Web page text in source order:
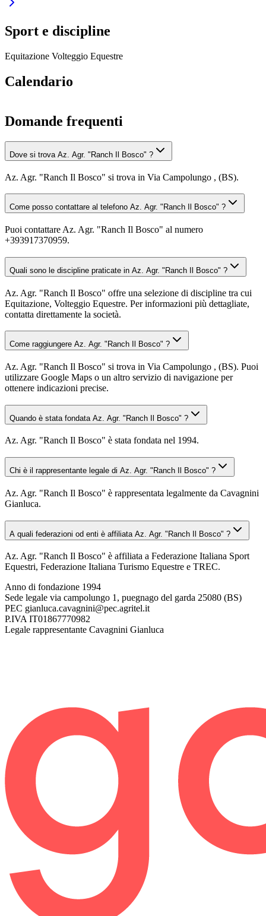
Sport e discipline
Equitazione Volteggio Equestre
Calendario
Domande frequenti
Dove si trova Az. Agr. "Ranch Il Bosco" ?
Az. Agr. "Ranch Il Bosco" si trova in Via Campolungo , (BS).
Come posso contattare al telefono Az. Agr. "Ranch Il Bosco" ?
Puoi contattare Az. Agr. "Ranch Il Bosco" al numero
+393917370959.
Quali sono le discipline praticate in Az. Agr. "Ranch Il Bosco" ?
Az. Agr. "Ranch Il Bosco" offre una selezione di discipline tra cui
Equitazione, Volteggio Equestre. Per informazioni più dettagliate,
contatta direttamente la società.
Come raggiungere Az. Agr. "Ranch Il Bosco" ?
Az. Agr. "Ranch Il Bosco" si trova in Via Campolungo , (BS). Puoi
utilizzare Google Maps o un altro servizio di navigazione per
ottenere indicazioni precise.
Quando è stata fondata Az. Agr. "Ranch Il Bosco" ?
Az. Agr. "Ranch Il Bosco" è stata fondata nel 1994.
Chi è il rappresentante legale di Az. Agr. "Ranch Il Bosco" ?
Az. Agr. "Ranch Il Bosco" è rappresentata legalmente da Cavagnini
Gianluca.
A quali federazioni od enti è affiliata Az. Agr. "Ranch Il Bosco" ?
Az. Agr. "Ranch Il Bosco" è affiliata a Federazione Italiana Sport
Equestri, Federazione Italiana Turismo Equestre e TREC.
Anno di fondazione 1994
Sede legale via campolungo 1, puegnago del garda 25080 (BS)
PEC gianluca.cavagnini@pec.agritel.it
P.IVA IT01867770982
Legale rappresentante Cavagnini Gianluca